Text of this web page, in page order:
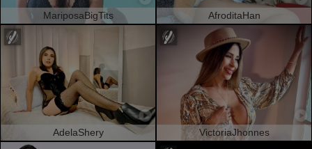
MariposaBigTits AfroditaHan
AdelaShery VictoriaJhonnes